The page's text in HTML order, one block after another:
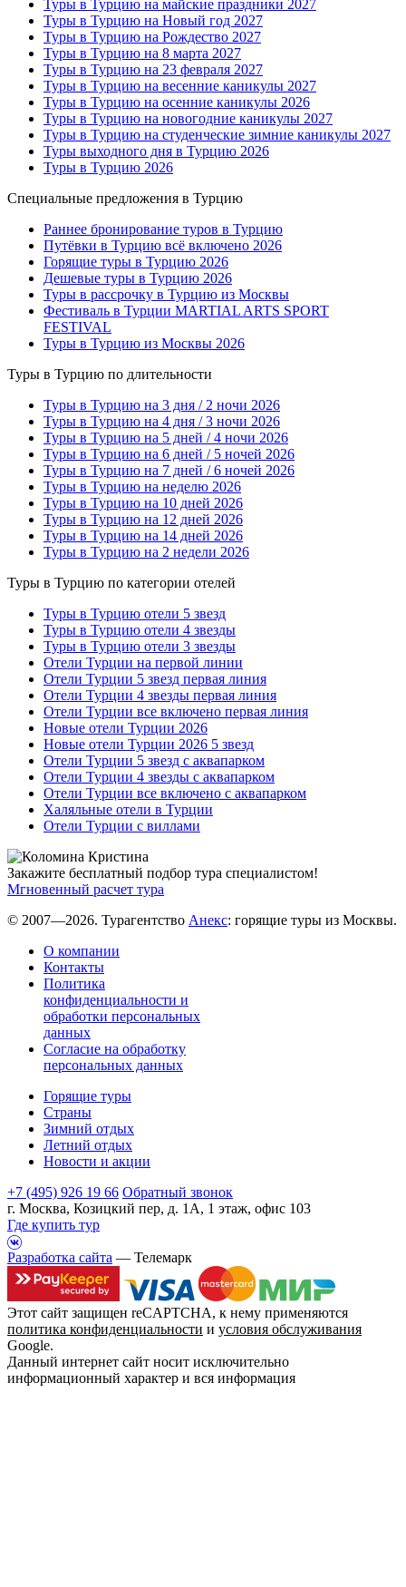
Туры в Турцию на майские праздники 2027
Туры в Турцию на Новый год 2027
Туры в Турцию на Рождество 2027
Туры в Турцию на 8 марта 2027
Туры в Турцию на 23 февраля 2027
Туры в Турцию на весенние каникулы 2027
Туры в Турцию на осенние каникулы 2026
Туры в Турцию на новогодние каникулы 2027
Туры в Турцию на студенческие зимние каникулы 2027
Туры выходного дня в Турцию 2026
Туры в Турцию 2026
Специальные предложения в Турцию
Раннее бронирование туров в Турцию
Путёвки в Турцию всё включено 2026
Горящие туры в Турцию 2026
Дешевые туры в Турцию 2026
Туры в рассрочку в Турцию из Москвы
Фестиваль в Турции MARTIAL ARTS SPORT
FESTIVAL
Туры в Турцию из Москвы 2026
Туры в Турцию по длительности
Туры в Турцию на 3 дня / 2 ночи 2026
Туры в Турцию на 4 дня / 3 ночи 2026
Туры в Турцию на 5 дней / 4 ночи 2026
Туры в Турцию на 6 дней / 5 ночей 2026
Туры в Турцию на 7 дней / 6 ночей 2026
Туры в Турцию на неделю 2026
Туры в Турцию на 10 дней 2026
Туры в Турцию на 12 дней 2026
Туры в Турцию на 14 дней 2026
Туры в Турцию на 2 недели 2026
Туры в Турцию по категории отелей
Туры в Турцию отели 5 звезд
Туры в Турцию отели 4 звезды
Туры в Турцию отели 3 звезды
Отели Турции на первой линии
Отели Турции 5 звезд первая линия
Отели Турции 4 звезды первая линия
Отели Турции все включено первая линия
Новые отели Турции 2026
Новые отели Турции 2026 5 звезд
Отели Турции 5 звезд с аквапарком
Отели Турции 4 звезды с аквапарком
Отели Турции все включено с аквапарком
Халяльные отели в Турции
Отели Турции с виллами
Закажите бесплатный подбор тура специалистом!
Мгновенный расчет тура
© 2007—2026. Турагентство Анекс: горящие туры из Москвы.
О компании
Контакты
Политика
конфиденциальности и
обработки персональных
данных
Согласие на обработку
персональных данных
Горящие туры
Страны
Зимний отдых
Летний отдых
Новости и акции
+7 (495) 926 19 66 Обратный звонок
г. Москва, Козицкий пер, д. 1А, 1 этаж, офис 103
Где купить тур
Разработка сайта — Телемарк
Этот сайт защищен reCAPTCHA, к нему применяются
политика конфиденциальности и условия обслуживания
Google.
Данный интернет сайт носит исключительно
информационный характер и вся информация